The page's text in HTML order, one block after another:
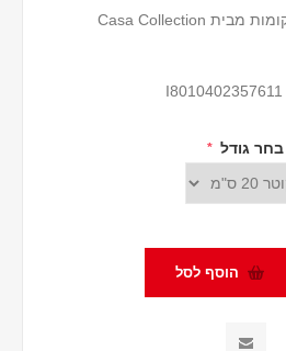
I8010402357611
בחר גודל *